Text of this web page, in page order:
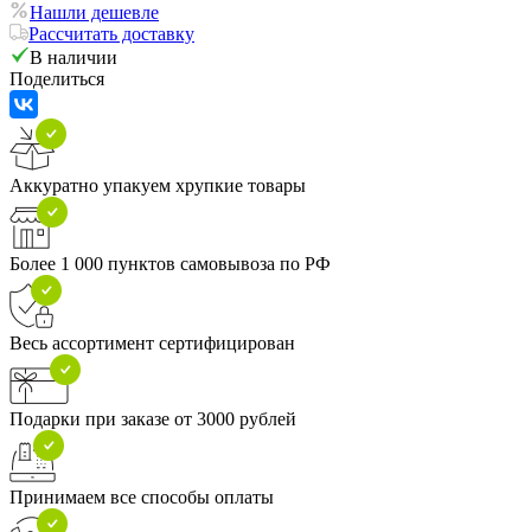
Нашли дешевле
Рассчитать доставку
В наличии
Поделиться
Аккуратно упакуем хрупкие товары
Более 1 000 пунктов самовывоза по РФ
Весь ассортимент сертифицирован
Подарки при заказе от 3000 рублей
Принимаем все способы оплаты